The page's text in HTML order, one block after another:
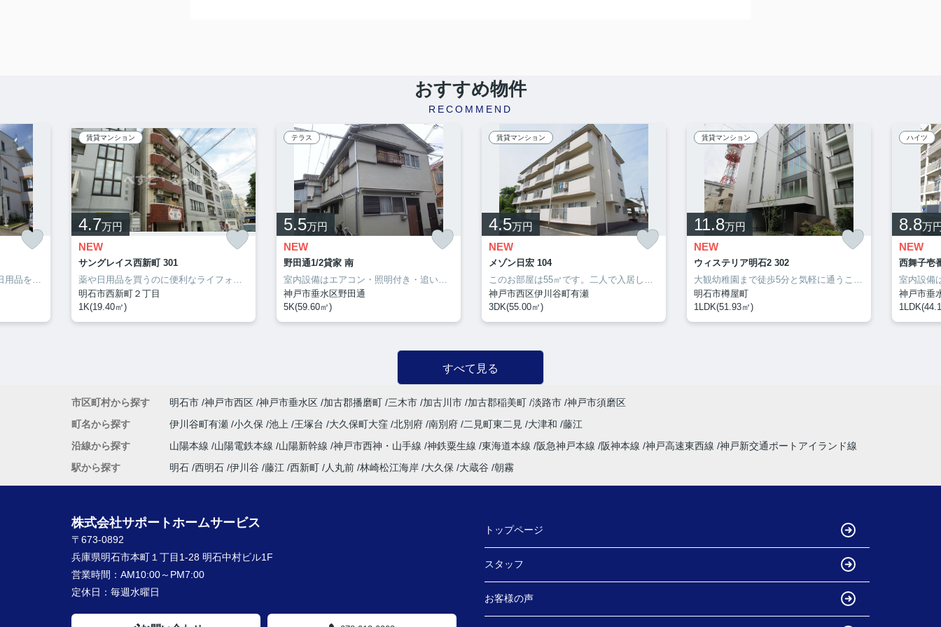
おすすめ物件
RECOMMEND
家から155mのところに、薬や日用品を買うのに便利なクスリキリン堂・明石林崎店があります。洗面所の独立した、充実の収納が嬉しい物件となっています。収納はウォークインクロゼット・シューズボックスなど豊富なので、広々と空間を利用することも可能です。サポートホームサービスのホームページから住まいを探してみませんか。わたしたちが快適な住まい探しをお手伝い致します。
賃貸マンション
4.7万円
NEW
サングレイス西新町 301
薬や日用品を買うのに便利なライフォート明石新明店まで488mです。室内設備はエアコン・ネット使用料不要・BSなどが揃っているので、快適に過ごしやすいお部屋になります。魅力も多い賃貸物件はいかがでしょうか。明石市での暮らしを、サポートホームサービスからスタートさせましょう。お電話でのご連絡なら078-913-0002からどうぞ。お待ちしてます。
明石市西新町２丁目
1K(19.40㎡)
テラス
5.5万円
NEW
野田通1/2貸家 南
室内設備はエアコン・照明付き・追い焚きなど豊富に揃っており、過ごしやすいお部屋になっております。新しい日々を送るにふさわしい、きれいな室内です。大きなおもちゃも置けるお子さんに嬉しい広々空間をもつお住まい。誰もが憧れる甘い生活は新婚さん向けになっております。快適な生活は心に余裕を与えてくれます。楽しくゆとりある生活をお求めなら、当社が条件に合った住まい探しを全力でサポートいたします(^_^)
神戸市垂水区野田通
5K(59.60㎡)
賃貸マンション
4.5万円
NEW
メゾン日宏 104
このお部屋は55㎡です。二人で入居して光熱費も生活費も抑えられるお住まい。新しい日々を送るにふさわしい、きれいな室内です。3DKの間取りです。自分のライフスタイルに必要なお住まいをお選びください。お住まい探しをサポートしてまいります。
神戸市西区伊川谷町有瀬
3DK(55.00㎡)
賃貸マンション
11.8万円
NEW
ウィステリア明石2 302
大観幼稚園まで徒歩5分と気軽に通うことができます。セキュリティ面は、防犯カメラ・24時間緊急通報システムなどを設置しているので安全面でも優れております。明石市でなら、安心して暮らせる住まいが揃ってる、山陽電気鉄道本線西新町駅近くは如何でしょう。078-913-0002からいつでもご依頼を受け付けております。
明石市樽屋町
1LDK(51.93㎡)
ハイツ
8.8万
NEW
西舞子壱
神戸市垂
すべて見る
市区町村から探す 明石市 神戸市西区 神戸市垂水区 加古郡播磨町 三木市 加古川市 加古郡稲美町 淡路市 神戸市須磨区
町名から探す
伊川谷町有瀬 小久保 池上 王塚台 大久保町大窪 北別府 南別府 二見町東二見 大津和 藤江
沿線から探す
山陽本線 山陽電鉄本線 山陽新幹線 神戸市西神・山手線 神鉄粟生線 東海道本線 阪急神戸本線 阪神本線 神戸高速東西線 神戸新交通ポートアイランド線
駅から探す
明石 西明石 伊川谷 藤江 西新町 人丸前 林崎松江海岸 大久保 大蔵谷 朝霧
株式会社サポートホームサービス
〒673-0892
兵庫県明石市本町１丁目1-28 明石中村ビル1F
営業時間： AM10:00～PM7:00
定休日： 毎週水曜日
トップページ
スタッフ
お客様の声